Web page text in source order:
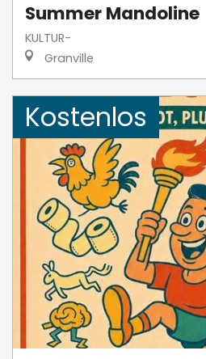
Summer Mandoline
KULTUR-
Granville
Kostenlos